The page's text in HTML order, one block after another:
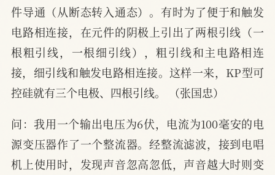
件导通（从断态转入通态）。有时为了便于和触发
电路相连接，在元件的阴极上引出了两根引线（一
根粗引线，一根细引线），粗引线和主电路相连
接，细引线和触发电路相连接。这样一来，KP型可
控硅就有三个电极、四根引线。 （张国忠）
问：我用一个输出电压为6伏，电流为100毫安的电
源变压器作了一个整流器。经整流滤波，接到电唱
机上使用时，发现声音忽高忽低，声音越大时则变